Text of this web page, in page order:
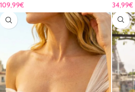
109,99€ 34,99€